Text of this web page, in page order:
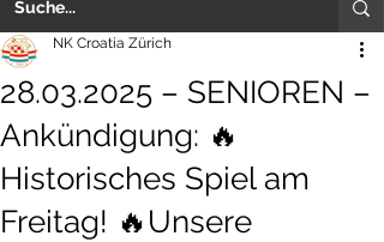
28.03.2025 – SENIOREN –
Ankündigung: 🔥
Historisches Spiel am
Freitag! 🔥Unsere
NK Croatia Zürich